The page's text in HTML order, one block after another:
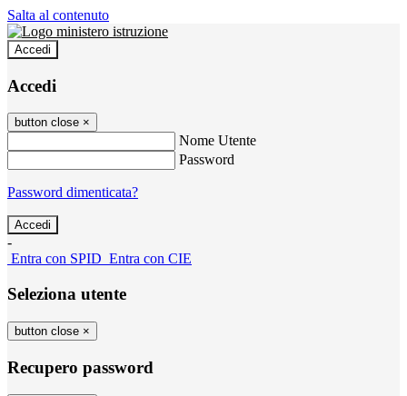
Salta al contenuto
Accedi
Accedi
button close ×
Nome Utente
Password
Password dimenticata?
-
Entra con SPID Entra con CIE
Seleziona utente
button close ×
Recupero password